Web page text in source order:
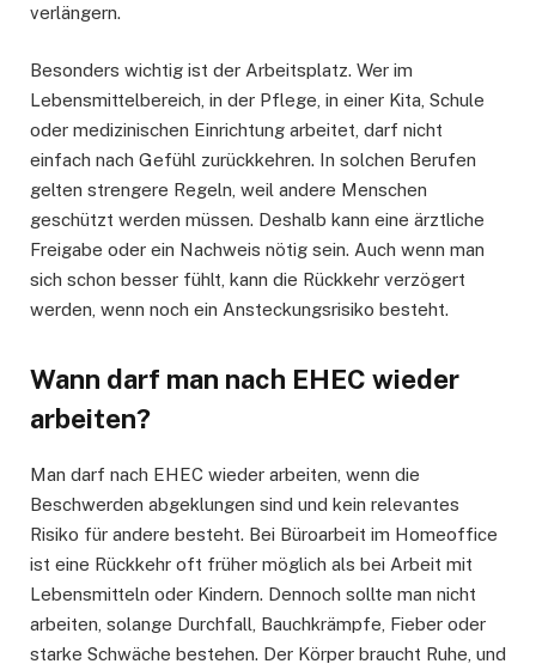
verlängern.
Besonders wichtig ist der Arbeitsplatz. Wer im
Lebensmittelbereich, in der Pflege, in einer Kita, Schule
oder medizinischen Einrichtung arbeitet, darf nicht
einfach nach Gefühl zurückkehren. In solchen Berufen
gelten strengere Regeln, weil andere Menschen
geschützt werden müssen. Deshalb kann eine ärztliche
Freigabe oder ein Nachweis nötig sein. Auch wenn man
sich schon besser fühlt, kann die Rückkehr verzögert
werden, wenn noch ein Ansteckungsrisiko besteht.
Wann darf man nach EHEC wieder
arbeiten?
Man darf nach EHEC wieder arbeiten, wenn die
Beschwerden abgeklungen sind und kein relevantes
Risiko für andere besteht. Bei Büroarbeit im Homeoffice
ist eine Rückkehr oft früher möglich als bei Arbeit mit
Lebensmitteln oder Kindern. Dennoch sollte man nicht
arbeiten, solange Durchfall, Bauchkrämpfe, Fieber oder
starke Schwäche bestehen. Der Körper braucht Ruhe, und